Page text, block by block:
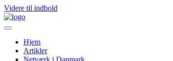
Videre til indhold
Hjem
Artikler
Netværk i Danmark